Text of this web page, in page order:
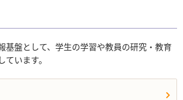
基盤として、学生の学習や教員の研究・教育
います。